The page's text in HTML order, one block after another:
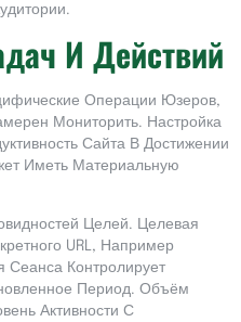
И Действий
Операции Юзеров,
Мониторить. Настройка
Сайта В Достижении
Иметь Материальную
Целей. Целевая
URL, Например
Сеанса Контролирует
Период. Объём
Активности С